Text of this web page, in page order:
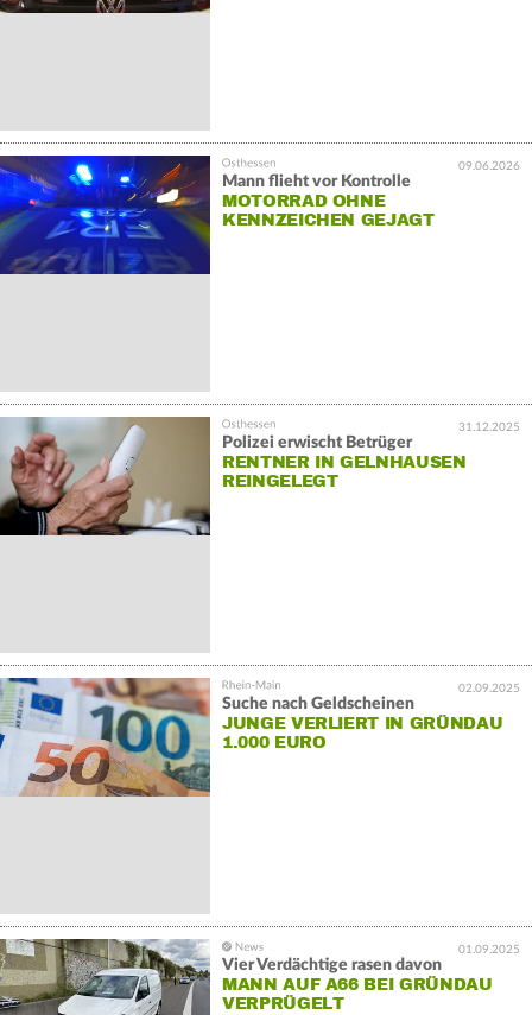
09.06.2026
Mann flieht vor Kontrolle
MOTORRAD OHNE
KENNZEICHEN GEJAGT
31.12.2025
Polizei erwischt Betrüger
RENTNER IN GELNHAUSEN
REINGELEGT
02.09.2025
Suche nach Geldscheinen
JUNGE VERLIERT IN GRÜNDAU
1.000 EURO
01.09.2025
Vier Verdächtige rasen davon
MANN AUF A66 BEI GRÜNDAU
VERPRÜGELT